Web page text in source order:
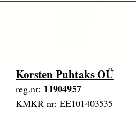
Korsten Puhtaks OÜ
reg.nr: 11904957
KMKR nr: EE101403535